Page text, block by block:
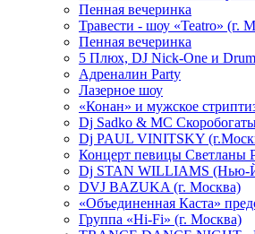
Пенная вечеринка
Травести - шоу «Teatro» (г.
Пенная вечеринка
5 Плюх, DJ Nick-One и
Адреналин Party
Лазерное шоу
«Конан» и мужское
Dj Sadko & МС
Dj PAUL VINITSKY
Концерт певицы Светланы
Dj STAN WILLIAMS (Нью-
DVJ BAZUKA (г. Москва)
«Объединенная Каста»
Группа «Hi-Fi» (г. Москва)